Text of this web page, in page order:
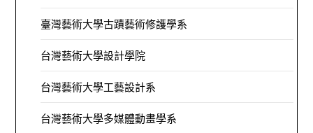
臺灣藝術大學古蹟藝術修護學系
台灣藝術大學設計學院
台灣藝術大學工藝設計系
台灣藝術大學多媒體動畫學系